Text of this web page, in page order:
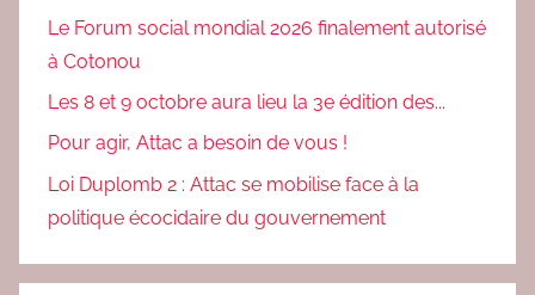
Le Forum social mondial 2026 finalement autorisé
à Cotonou
Les 8 et 9 octobre aura lieu la 3e édition des...
Pour agir, Attac a besoin de vous !
Loi Duplomb 2 : Attac se mobilise face à la
politique écocidaire du gouvernement